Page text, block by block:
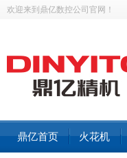
欢迎来到鼎亿数控公司官网！
鼎亿首页 火花机